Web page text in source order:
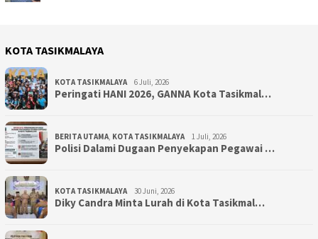
KOTA TASIKMALAYA
KOTA TASIKMALAYA 6 Juli, 2026
Peringati HANI 2026, GANNA Kota Tasikmal…
BERITA UTAMA KOTA TASIKMALAYA 1 Juli, 2026
Polisi Dalami Dugaan Penyekapan Pegawai …
KOTA TASIKMALAYA 30 Juni, 2026
Diky Candra Minta Lurah di Kota Tasikmal…